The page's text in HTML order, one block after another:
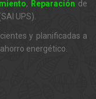
, Reparación de
UPS).
y planificadas a
energético.